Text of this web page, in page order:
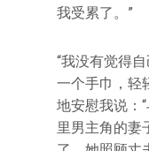
我受累了。‌‌”
“我没有觉得
一个手巾，轻
地安慰我说：‌‌
里男主角的妻